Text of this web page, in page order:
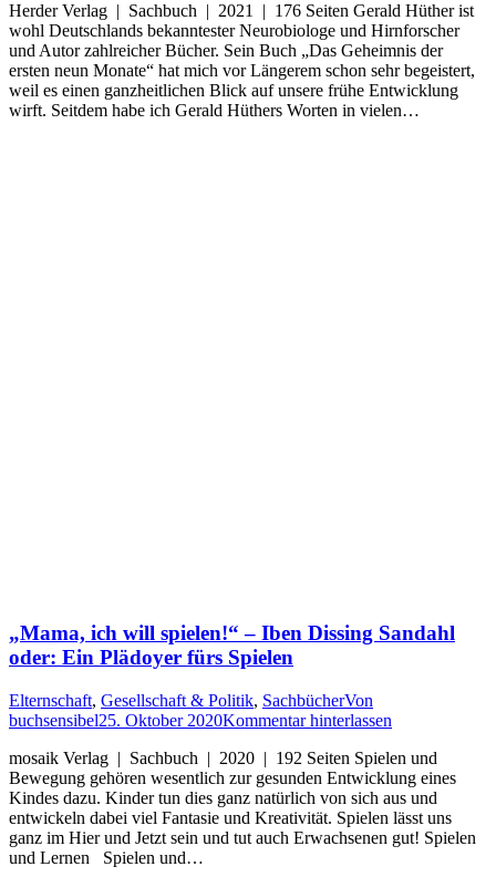
Herder Verlag | Sachbuch | 2021 | 176 Seiten Gerald Hüther ist
wohl Deutschlands bekanntester Neurobiologe und Hirnforscher
und Autor zahlreicher Bücher. Sein Buch „Das Geheimnis der
ersten neun Monate“ hat mich vor Längerem schon sehr begeistert,
weil es einen ganzheitlichen Blick auf unsere frühe Entwicklung
wirft. Seitdem habe ich Gerald Hüthers Worten in vielen…
„Mama, ich will spielen!“ – Iben Dissing Sandahl
oder: Ein Plädoyer fürs Spielen
Elternschaft, Gesellschaft & Politik, SachbücherVon
buchsensibel25. Oktober 2020Kommentar hinterlassen
mosaik Verlag | Sachbuch | 2020 | 192 Seiten Spielen und
Bewegung gehören wesentlich zur gesunden Entwicklung eines
Kindes dazu. Kinder tun dies ganz natürlich von sich aus und
entwickeln dabei viel Fantasie und Kreativität. Spielen lässt uns
ganz im Hier und Jetzt sein und tut auch Erwachsenen gut! Spielen
und Lernen Spielen und…